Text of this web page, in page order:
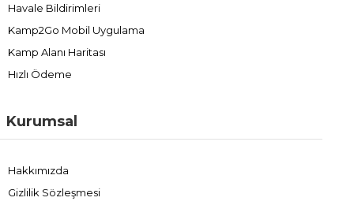
Havale Bildirimleri
Kamp2Go Mobil Uygulama
Kamp Alanı Haritası
Hızlı Ödeme
Kurumsal
Hakkımızda
Gizlilik Sözleşmesi